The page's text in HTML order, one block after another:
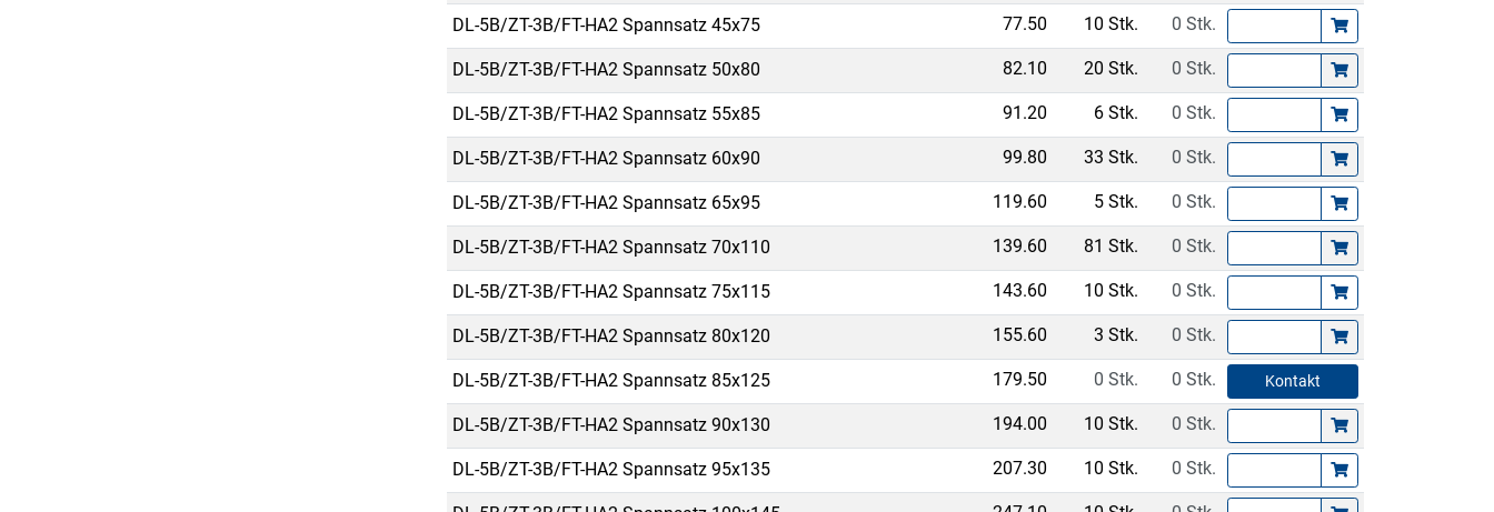
DL-5B/ZT-3B/FT-HA2 Spannsatz 45x75 77.50 10 Stk. 0 Stk.
DL-5B/ZT-3B/FT-HA2 Spannsatz 50x80 82.10 20 Stk. 0 Stk.
DL-5B/ZT-3B/FT-HA2 Spannsatz 55x85 91.20 6 Stk. 0 Stk.
DL-5B/ZT-3B/FT-HA2 Spannsatz 60x90 99.80 33 Stk. 0 Stk.
DL-5B/ZT-3B/FT-HA2 Spannsatz 65x95 119.60 5 Stk. 0 Stk.
DL-5B/ZT-3B/FT-HA2 Spannsatz 70x110 139.60 81 Stk. 0 Stk.
DL-5B/ZT-3B/FT-HA2 Spannsatz 75x115 143.60 10 Stk. 0 Stk.
DL-5B/ZT-3B/FT-HA2 Spannsatz 80x120 155.60 3 Stk. 0 Stk.
DL-5B/ZT-3B/FT-HA2 Spannsatz 85x125 179.50 0 Stk. 0 Stk. Kontakt
DL-5B/ZT-3B/FT-HA2 Spannsatz 90x130 194.00 10 Stk. 0 Stk.
DL-5B/ZT-3B/FT-HA2 Spannsatz 95x135 207.30 10 Stk. 0 Stk.